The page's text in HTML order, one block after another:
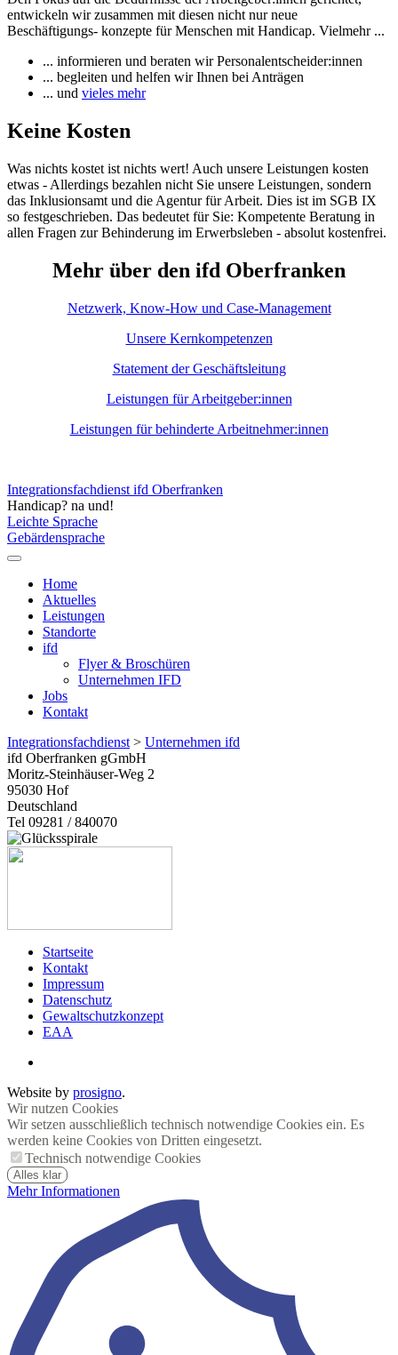
entwickeln wir zusammen mit diesen nicht nur neue
Beschäftigungs- konzepte für Menschen mit Handicap. Vielmehr ...
... informieren und beraten wir Personalentscheider:innen
... begleiten und helfen wir Ihnen bei Anträgen
... und vieles mehr
Keine Kosten
Was nichts kostet ist nichts wert! Auch unsere Leistungen kosten
etwas - Allerdings bezahlen nicht Sie unsere Leistungen, sondern
das Inklusionsamt und die Agentur für Arbeit. Dies ist im SGB IX
so festgeschrieben. Das bedeutet für Sie: Kompetente Beratung in
allen Fragen zur Behinderung im Erwerbsleben - absolut kostenfrei.
Mehr über den ifd Oberfranken
Netzwerk, Know-How und Case-Management
Unsere Kernkompetenzen
Statement der Geschäftsleitung
Leistungen für Arbeitgeber:innen
Leistungen für behinderte Arbeitnehmer:innen
Integrationsfachdienst ifd Oberfranken
Handicap? na und!
Leichte Sprache
Gebärdensprache
Home
Aktuelles
Leistungen
Standorte
ifd
Flyer & Broschüren
Unternehmen IFD
Jobs
Kontakt
Integrationsfachdienst > Unternehmen ifd
ifd Oberfranken gGmbH
Moritz-Steinhäuser-Weg 2
95030 Hof
Deutschland
Tel 09281 / 840070
Startseite
Kontakt
Impressum
Datenschutz
Gewaltschutzkonzept
EAA
Website by prosigno.
Wir nutzen Cookies
Wir setzen ausschließlich technisch notwendige Cookies ein. Es
werden keine Cookies von Dritten eingesetzt.
Technisch notwendige Cookies
Alles klar
Mehr Informationen